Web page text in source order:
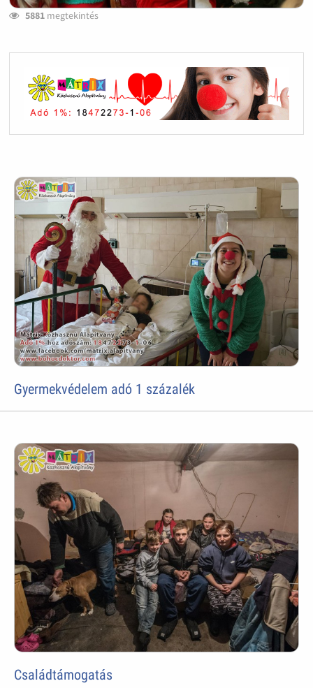
5881megtekintés
Gyermekvédelem adó 1 százalék
Családtámogatás